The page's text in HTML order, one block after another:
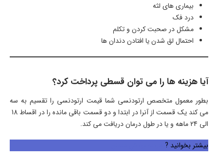
بیماری های لثه
درد فک
مشکل در صحبت کردن و تکلم
احتمال لق شدن یا افتادن دندان ها
آیا هزینه ها را می توان قسطی پرداخت کرد؟
بطور معمول متخصص ارتودنسی شما قیمت ارتودنسی را تقسیم به سه
می کند یک قسمت از آنرا در ابتدا و دو قسمت باقی مانده را در اقساط 18
الی 24 ماهه و یا در طول درمان دریافت می کند.
بیشتر بخوانید ?